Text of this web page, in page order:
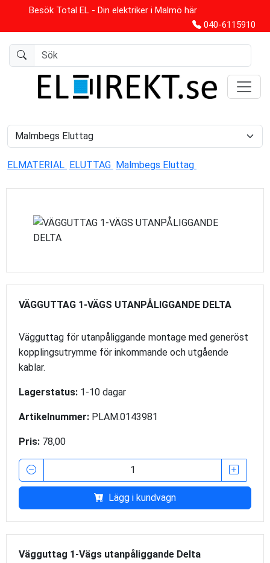
Besök Total EL - Din elektriker i Malmö här
040-6115910
ELMATERIAL ELUTTAG Malmbegs Eluttag
VÄGGUTTAG 1-VÄGS UTANPÅLIGGANDE DELTA
Vägguttag för utanpåliggande montage med generöst
kopplingsutrymme för inkommande och utgående
kablar.
Lagerstatus: 1-10 dagar
Artikelnummer: PLAM.0143981
Pris: 78,00
Lägg i kundvagn
Vägguttag 1-Vägs utanpåliggande Delta